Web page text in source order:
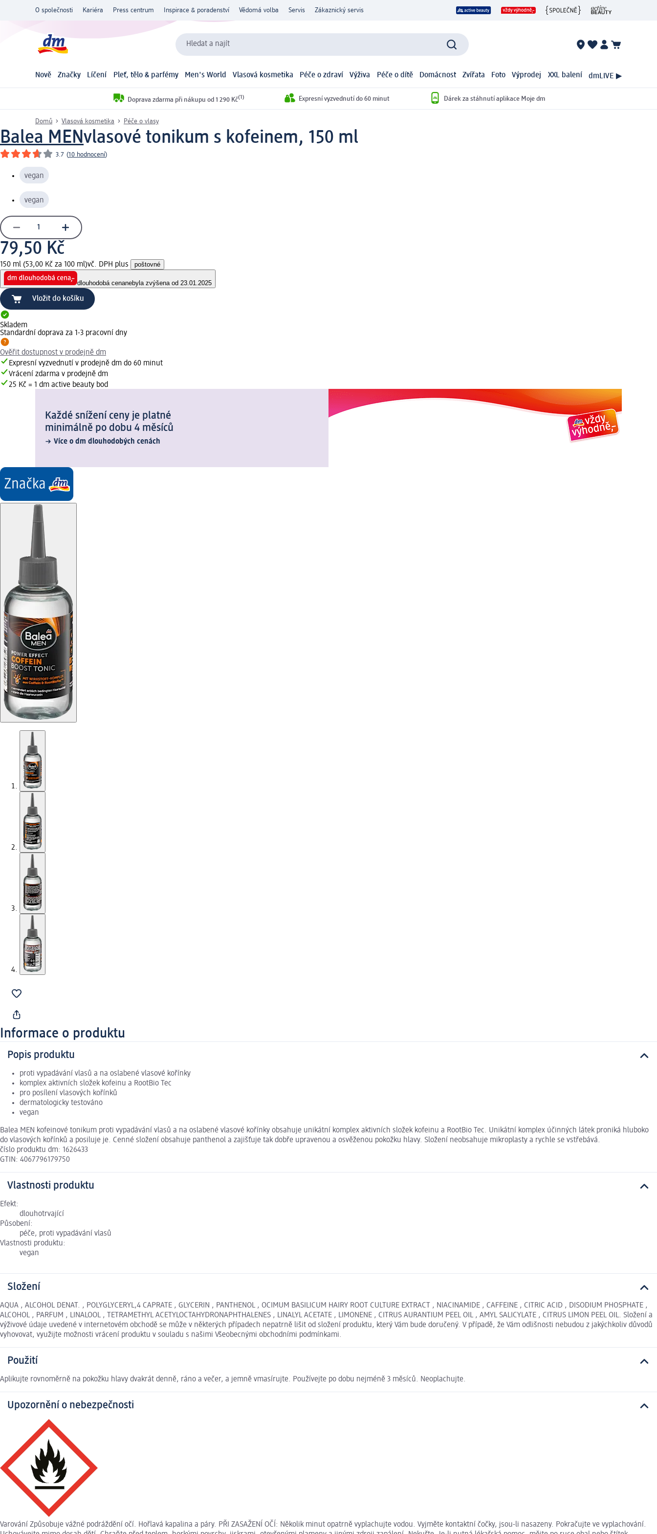
O společnosti Kariéra Press centrum Inspirace & poradenství Vědomá volba Servis Zákaznický servis
Hledat a najít
Nově Značky Líčení Pleť, tělo & parfémy Men's World Vlasová kosmetika Péče o zdraví Výživa Péče o dítě Domácnost Zvířata Foto Výprodej XXL balení dmLIVE ▶
Doprava zdarma při nákupu od 1 290 Kč(1) Expresní vyzvednutí do 60 minut Dárek za stáhnutí aplikace Moje dm
Domů Vlasová kosmetika Péče o vlasy
Balea MENvlasové tonikum s kofeinem, 150 ml
3.7 (10 hodnocení)
vegan
vegan
79,50 Kč
150 ml (53,00 Kč za 100 ml)vč. DPH plus poštovné
dlouhodobá cenanebyla zvýšena od 23.01.2025
Vložit do košíku
Skladem
Standardní doprava za 1-3 pracovní dny
Ověřit dostupnost v prodejně dm
Expresní vyzvednutí v prodejně dm do 60 minut
Vrácení zdarma v prodejně dm
25 Kč = 1 dm active beauty bod
Každé snížení ceny je platné
minimálně po dobu 4 měsíců
Více o dm dlouhodobých cenách
Informace o produktu
Popis produktu
proti vypadávání vlasů a na oslabené vlasové kořínky
komplex aktivních složek kofeinu a RootBio Tec
pro posílení vlasových kořínků
dermatologicky testováno
vegan
Balea MEN kofeinové tonikum proti vypadávání vlasů a na oslabené vlasové kořínky obsahuje unikátní komplex aktivních složek kofeinu a RootBio Tec. Unikátní komplex účinných látek proniká hluboko
do vlasových kořínků a posiluje je. Cenné složení obsahuje panthenol a zajišťuje tak dobře upravenou a osvěženou pokožku hlavy. Složení neobsahuje mikroplasty a rychle se vstřebává.
číslo produktu dm: 1626433
GTIN: 4067796179750
Vlastnosti produktu
Efekt:
dlouhotrvající
Působení:
péče, proti vypadávání vlasů
Vlastnosti produktu:
vegan
Složení
AQUA , ALCOHOL DENAT. , POLYGLYCERYL,4 CAPRATE , GLYCERIN , PANTHENOL , OCIMUM BASILICUM HAIRY ROOT CULTURE EXTRACT , NIACINAMIDE , CAFFEINE , CITRIC ACID , DISODIUM PHOSPHATE ,
ALCOHOL , PARFUM , LINALOOL , TETRAMETHYL ACETYLOCTAHYDRONAPHTHALENES , LINALYL ACETATE , LIMONENE , CITRUS AURANTIUM PEEL OIL , AMYL SALICYLATE , CITRUS LIMON PEEL OIL. Složení a
výživové údaje uvedené v internetovém obchodě se může v některých případech nepatrně lišit od složení produktu, který Vám bude doručený. V případě, že Vám odlišnosti nebudou z jakýchkoliv důvodů
vyhovovat, využijte možnosti vrácení produktu v souladu s našimi Všeobecnými obchodními podmínkami.
Použití
Aplikujte rovnoměrně na pokožku hlavy dvakrát denně, ráno a večer, a jemně vmasírujte. Používejte po dobu nejméně 3 měsíců. Neoplachujte.
Upozornění o nebezpečnosti
Varování Způsobuje vážné podráždění očí. Hořlavá kapalina a páry. PŘI ZASAŽENÍ OČÍ: Několik minut opatrně vyplachujte vodou. Vyjměte kontaktní čočky, jsou-li nasazeny. Pokračujte ve vyplachování.